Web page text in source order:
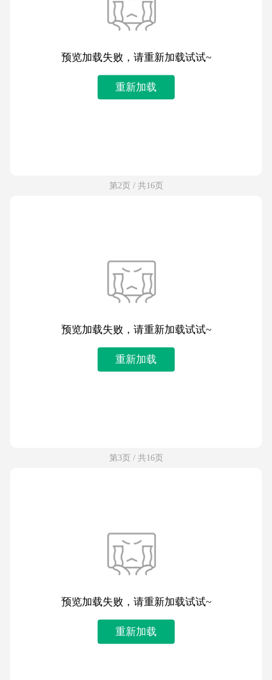
预览加载失败，请重新加载试试~
重新加载
第2页 / 共16页
预览加载失败，请重新加载试试~
重新加载
第3页 / 共16页
预览加载失败，请重新加载试试~
重新加载